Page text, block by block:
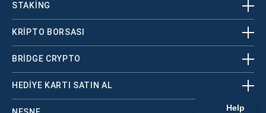
STAKING
KRİPTO BORSASI
BRIDGE CRYPTO
HEDIYE KARTI SATIN AL